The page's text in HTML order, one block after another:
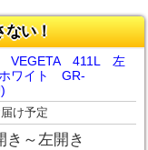
ない！
VEGETA 411L 左
ワイト GR-
け予定
き～左開き